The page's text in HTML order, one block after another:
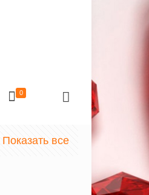
0
Показать все